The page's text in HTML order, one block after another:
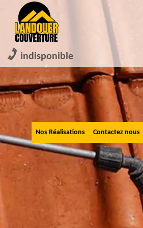
indisponible
Nos Réalisations Contactez nous